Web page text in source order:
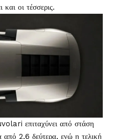
και οι τέσσερις.
επιταχύνει από στάση
2,6 δεύτερα, ενώ η τελική